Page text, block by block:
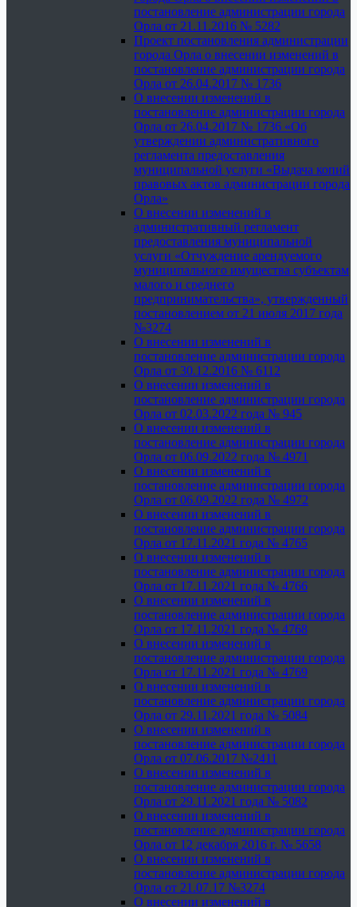
постановление администрации города
Орла от 21.11.2016 № 5282
Проект постановления администрации
города Орла о внесении изменений в
постановление администрации города
Орла от 26.04.2017 № 1736
О внесении изменений в
постановление администрации города
Орла от 26.04.2017 № 1736 «Об
утверждении административного
регламента предоставления
муниципальной услуги «Выдача копий
правовых актов администрации города
Орла»
О внесении изменений в
административный регламент
предоставления муниципальной
услуги «Отчуждение арендуемого
муниципального имущества субъектам
малого и среднего
предпринимательства», утвержденный
постановлением от 21 июля 2017 года
№3274
О внесении изменений в
постановление администрации города
Орла от 30.12.2016 № 6112
О внесении изменений в
постановление администрации города
Орла от 02.03.2022 года № 945
О внесении изменений в
постановление администрации города
Орла от 06.09.2022 года № 4971
О внесении изменений в
постановление администрации города
Орла от 06.09.2022 года № 4972
О внесении изменений в
постановление администрации города
Орла от 17.11.2021 года № 4765
О внесении изменений в
постановление администрации города
Орла от 17.11.2021 года № 4766
О внесении изменений в
постановление администрации города
Орла от 17.11.2021 года № 4768
О внесении изменений в
постановление администрации города
Орла от 17.11.2021 года № 4769
О внесении изменений в
постановление администрации города
Орла от 29.11.2021 года № 5084
О внесении изменений в
постановление администрации города
Орла от 07.06.2017 №2411
О внесении изменений в
постановление администрации города
Орла от 29.11.2021 года № 5082
О внесении изменений в
постановление администрации города
Орла от 12 декабря 2016 г. № 5658
О внесении изменений в
постановление администрации города
Орла от 21.07.17 №3274
О внесении изменений в